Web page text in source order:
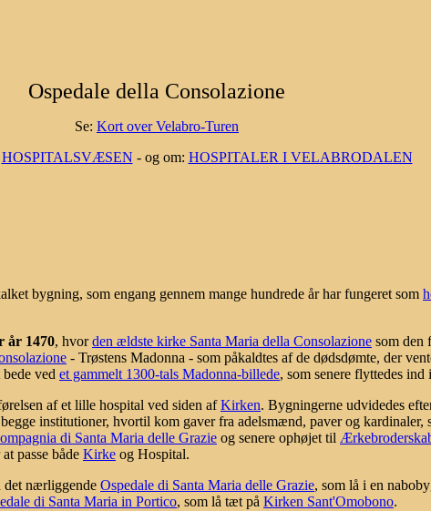
Ospedale della Consolazione
Se: Kort over Velabro-Turen
HOSPITALSVÆSEN - og om: HOSPITALER I VELABRODALEN
bygning, som engang gennem mange hundrede år har fungeret som
år 1470, hvorden ældste kirke Santa Maria della Consolazione som den
- Trøstens Madonna - som påkaldtes af de dødsdømte, der
ved et gammelt 1300-tals Madonna-billede, som senere flyttedes ind i
af et lille hospital ved siden afKirken. Bygningerne udvidedes
institutioner, hvortil kom gaver fra adelsmænd, paver og kardinaler,
di Santa Maria delle Grazie og senere ophøjet til
passe både Kirke og Hospital.
det nærliggende Ospedale di Santa Maria delle Grazie, som lå i en
di Santa Maria in Portico, som lå tæt på Kirken Sant'Omobono.